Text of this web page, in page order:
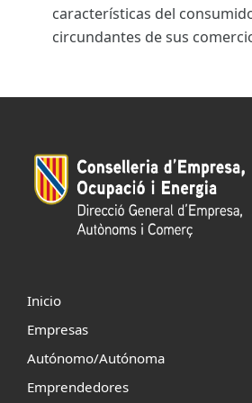
características del
circundantes de sus
Inicio
Empresas
Autónomo/Autónoma
Emprendedores